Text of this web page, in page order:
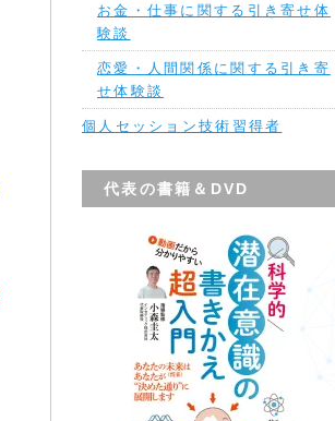
お金・仕事に関する引き寄せ体
験談
恋愛・人間関係に関する引き寄
せ体験談
個人セッション技術習得者
代表の書籍＆DVD